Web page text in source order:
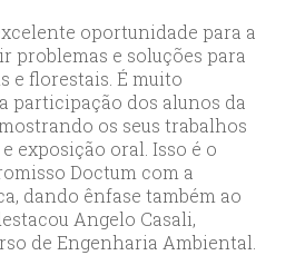
oportunidade para a
problemas e soluções para
e florestais. É muito
participação dos alunos da
os seus trabalhos
exposição oral. Isso é o
Doctum com a
dando ênfase também ao
Angelo Casali,
de Engenharia Ambiental.